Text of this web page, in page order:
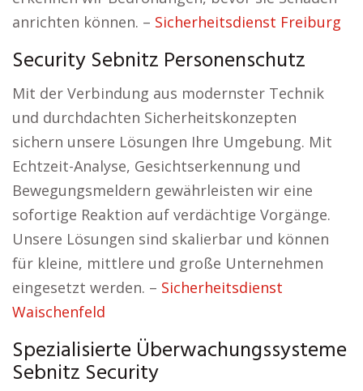
anrichten können. – Sicherheitsdienst Freiburg
Security Sebnitz Personenschutz
Mit der Verbindung aus modernster Technik
und durchdachten Sicherheitskonzepten
sichern unsere Lösungen Ihre Umgebung. Mit
Echtzeit-Analyse, Gesichtserkennung und
Bewegungsmeldern gewährleisten wir eine
sofortige Reaktion auf verdächtige Vorgänge.
Unsere Lösungen sind skalierbar und können
für kleine, mittlere und große Unternehmen
eingesetzt werden. – Sicherheitsdienst
Waischenfeld
Spezialisierte Überwachungssysteme
Sebnitz Security